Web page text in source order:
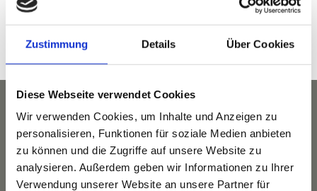
Zustimmung Details Über Cookies
Diese Webseite verwendet Cookies
Wir verwenden Cookies, um Inhalte und Anzeigen zu
personalisieren, Funktionen für soziale Medien anbieten
zu können und die Zugriffe auf unsere Website zu
analysieren. Außerdem geben wir Informationen zu Ihrer
Verwendung unserer Website an unsere Partner für